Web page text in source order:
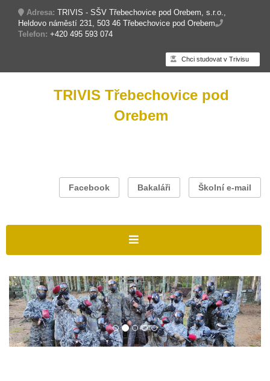
Adresa: TRIVIS - SŠV Třebechovice pod Orebem, s.r.o.,
Heldovo náměstí 231, 503 46 Třebechovice pod Orebem
Telefon: +420 495 593 074
Chci studovat v Trivisu
TRIVIS Třebechovice pod
Orebem
Facebook Bakaláři Školní e-mail